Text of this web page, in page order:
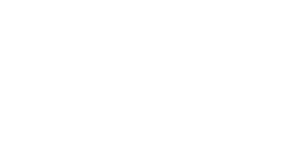
CF8) Ду 32-Ду200
с эпоксидным покрытием) Ду32-Ду200